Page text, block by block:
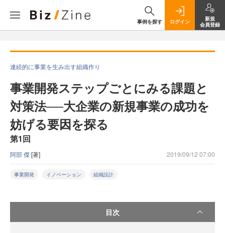
事例を探す ログイン
新規
会員登録
連続的に事業を生み出す組織作り
事業開発ステップごとにみる課題と
対策法──大企業の新規事業の成功を
妨げる要因を探る
第1回
阿部 傑[著] 2019/09/12 07:00
事業開発 イノベーション 組織設計
目次